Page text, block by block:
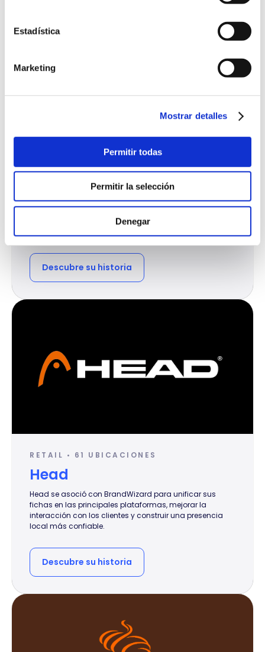
Estadística
Marketing
Mostrar detalles
Permitir todas
Permitir la selección
Denegar
Pillin trabajó con BrandWizard para asegurar fichas
consistentes en Google, responder y monitorear reseñas
desde un solo lugar y aumentar la generación de
Descubre su historia
RETAIL • 61 UBICACIONES
Head
Head se asoció con BrandWizard para unificar sus
fichas en las principales plataformas, mejorar la
interacción con los clientes y construir una presencia
local más confiable.
Descubre su historia